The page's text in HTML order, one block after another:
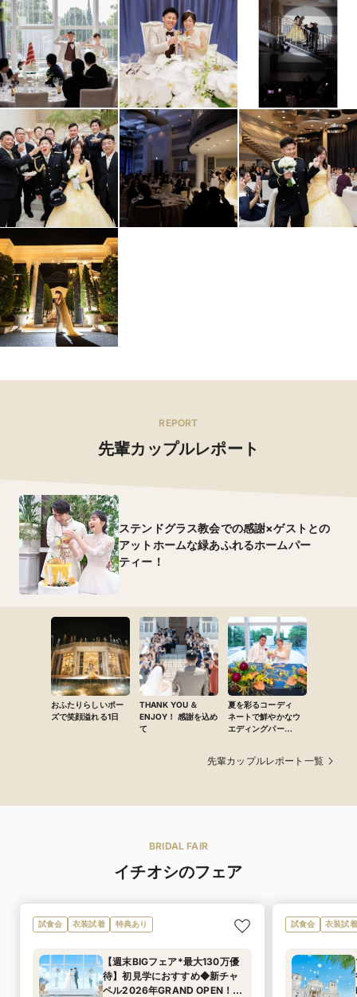
REPORT
先輩カップルレポート
ステンドグラス教会での感謝×ゲストとの
アットホームな緑あふれるホームパー
ティー！
おふたりらしいポー
ズで笑顔溢れる1日
THANK YOU ＆
ENJOY！ 感謝を込め
て
夏を彩るコーディ
ネートで鮮やかなウ
エディングパー
先輩カップルレポート一覧
BRIDAL FAIR
イチオシのフェア
試食会 衣装試着 特典あり
【週末BIGフェア*最大130万優
待】初見学におすすめ◆新チャ
ペル2026年GRAND OPEN！天
試食会 衣装試着